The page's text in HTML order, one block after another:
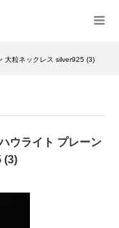
大粒ネックレス silver925 (3)
ウライト プレーン
(3)